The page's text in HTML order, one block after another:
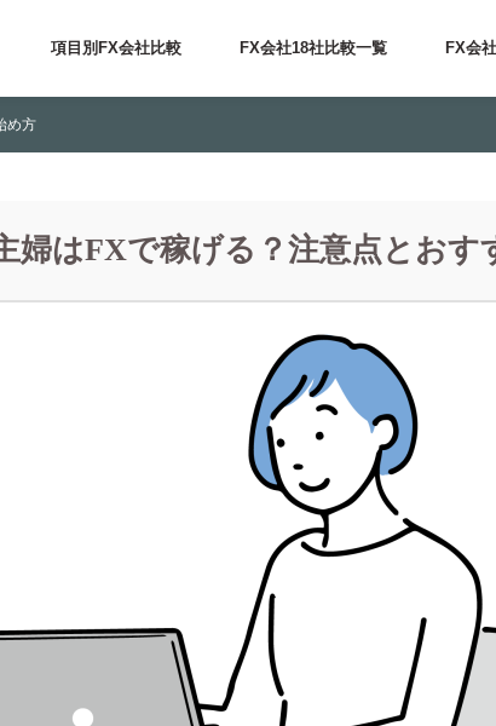
項目別FX会社比較 FX会社18社比較一覧 FX会
め方
婦はFXで稼げる？注意点とおす